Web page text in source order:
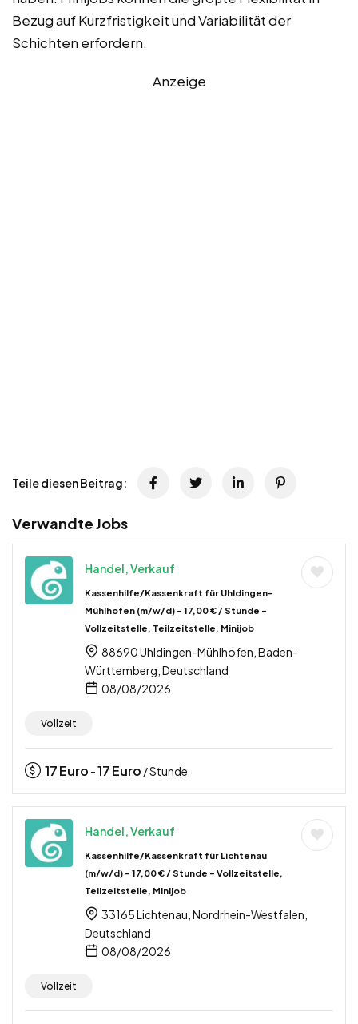
Bezug auf Kurzfristigkeit und Variabilität der
Schichten erfordern.
Anzeige
Teile diesen Beitrag:
Verwandte Jobs
Handel, Verkauf
Kassenhilfe/Kassenkraft für Uhldingen-
Mühlhofen (m/w/d) – 17,00 € / Stunde –
Vollzeitstelle, Teilzeitstelle, Minijob
88690 Uhldingen-Mühlhofen, Baden-
Württemberg, Deutschland
08/08/2026
Vollzeit
17Euro -17Euro / Stunde
Handel, Verkauf
Kassenhilfe/Kassenkraft für Lichtenau
(m/w/d) – 17,00 € / Stunde – Vollzeitstelle,
Teilzeitstelle, Minijob
33165 Lichtenau, Nordrhein-Westfalen,
Deutschland
08/08/2026
Vollzeit